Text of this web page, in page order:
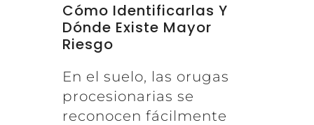
Cómo Identificarlas Y
Dónde Existe Mayor
Riesgo
En el suelo, las orugas
procesionarias se
reconocen fácilmente